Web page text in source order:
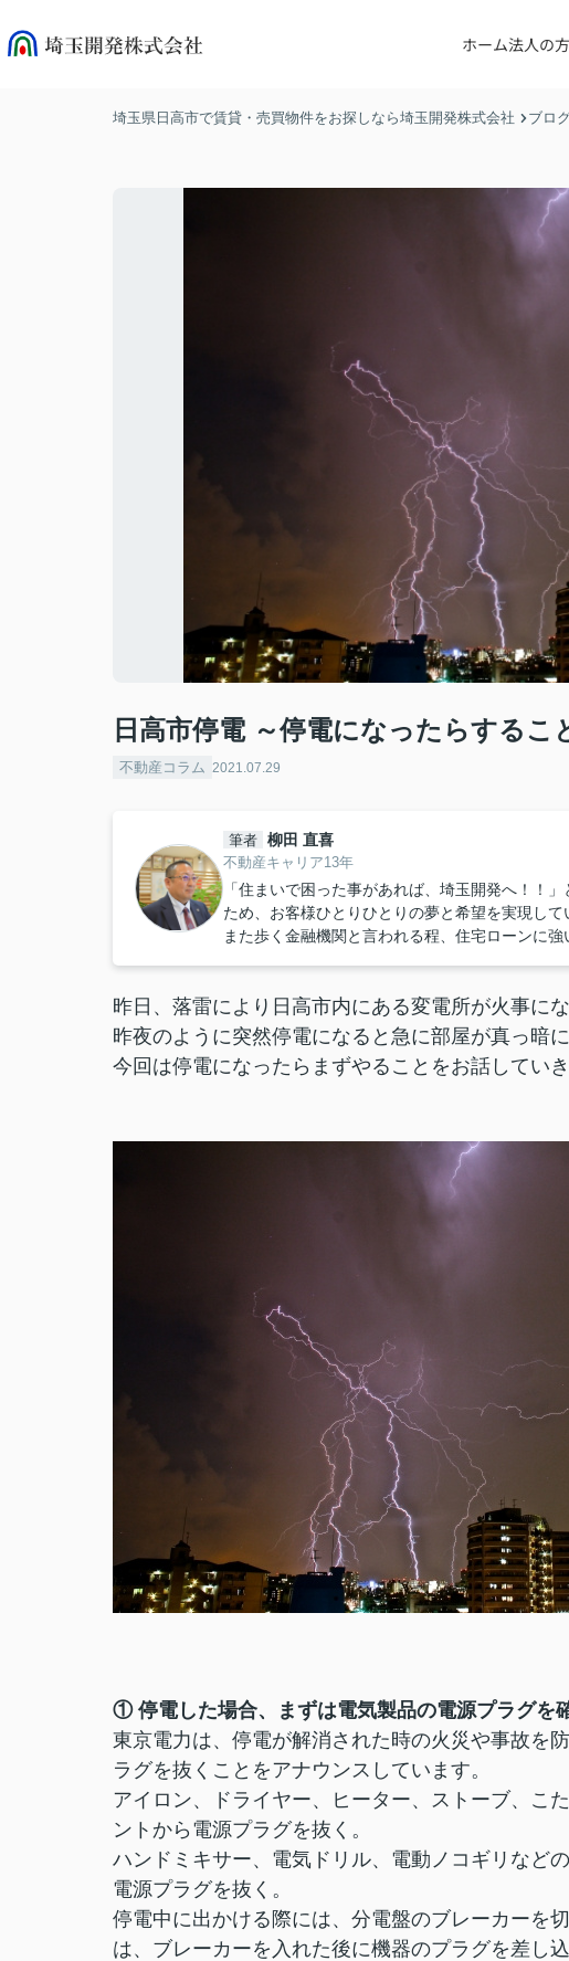
ホーム法人の
埼玉県日高市で賃貸・売買物件をお探しなら埼玉開発株式会社 ブロ
日高市停電 ～停電になったらするこ
不動産コラム 2021.07.29
筆者 柳田 直喜
不動産キャリア13年
「住まいで困った事があれば、埼玉開発へ！！
ため、お客様ひとりひとりの夢と希望を実現して
また歩く金融機関と言われる程、住宅ローンに強
昨日、落雷により日高市内にある変電所が火事に
昨夜のように突然停電になると急に部屋が真っ暗
今回は停電になったらまずやることをお話していき
① 停電した場合、まずは電気製品の電源プラグを
東京電力は、停電が解消された時の火災や事故を
ラグを抜くことをアナウンスしています。
アイロン、ドライヤー、ヒーター、ストーブ、こ
ントから電源プラグを抜く。
ハンドミキサー、電気ドリル、電動ノコギリなど
電源プラグを抜く。
停電中に出かける際には、分電盤のブレーカーを
は、ブレーカーを入れた後に機器のプラグを差し